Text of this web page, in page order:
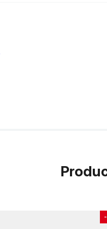
-